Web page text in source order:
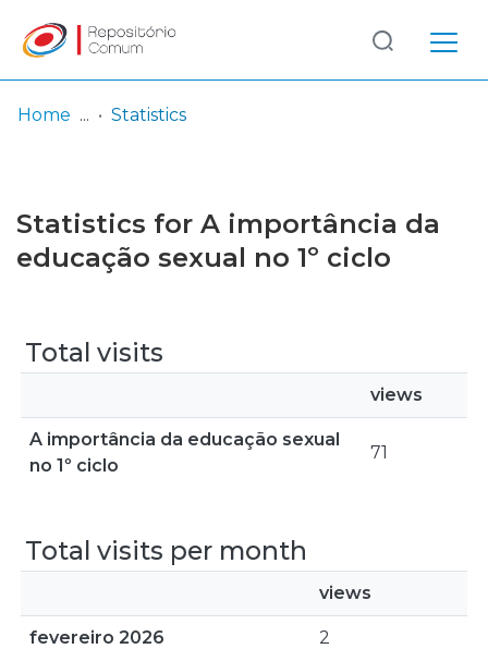
Browse repository
Log
In
(current)
Home Statistics
Statistics for A importância da
educação sexual no 1º ciclo
Total visits
views
A importância da educação sexual
no 1º ciclo
71
Total visits per month
views
fevereiro 2026 2